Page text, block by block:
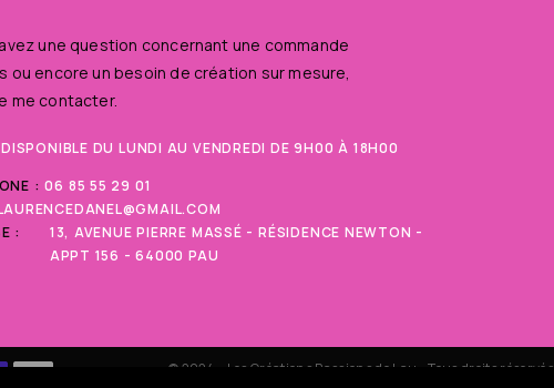
une question concernant une commande
ou encore un besoin de création sur mesure,
me contacter.
DU LUNDI AU VENDREDI DE 9H00 À 18H00
: 06 85 55 29 01
:
13, AVENUE PIERRE MASSÉ - RÉSIDENCE NEWTON -
APPT 156 - 64000 PAU
© 2024 - Les Créations Passions de Lau - Tous droits réservés